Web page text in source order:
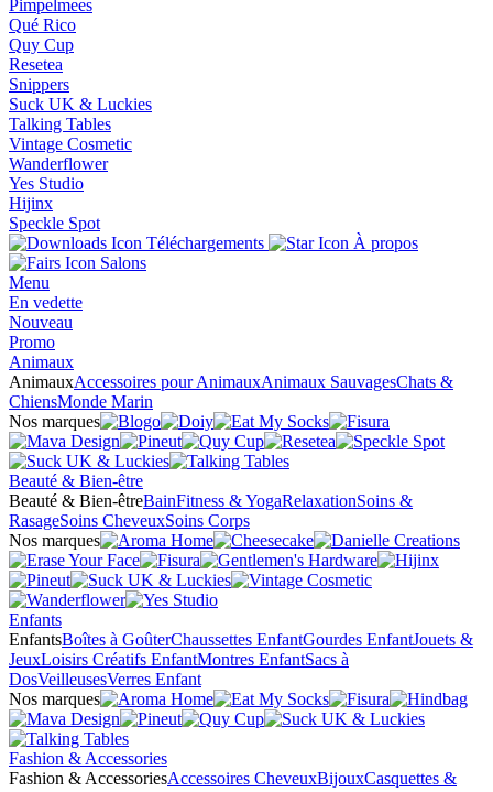
Pimpelmees
Qué Rico
Quy Cup
Resetea
Snippers
Suck UK & Luckies
Talking Tables
Vintage Cosmetic
Wanderflower
Yes Studio
Hijinx
Speckle Spot
Téléchargements
À propos
Salons
Menu
En vedette
Nouveau
Promo
Animaux
AnimauxAccessoires pour AnimauxAnimaux SauvagesChats &
ChiensMonde Marin
Nos marques
Beauté & Bien-être
Beauté & Bien-êtreBainFitness & YogaRelaxationSoins &
RasageSoins CheveuxSoins Corps
Nos marques
Enfants
EnfantsBoîtes à GoûterChaussettes EnfantGourdes EnfantJouets &
JeuxLoisirs Créatifs EnfantMontres EnfantSacs à
DosVeilleusesVerres Enfant
Nos marques
Fashion & Accessories
Fashion & AccessoriesAccessoires CheveuxBijouxCasquettes &